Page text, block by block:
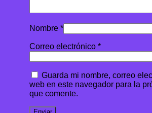
Nombre *
Correo electrónico *
Guarda mi nombre, correo
web en este navegador para la
que comente.